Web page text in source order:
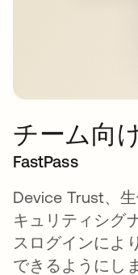
チーム向
FastPass
Device Trust、
キュリティシグ
スログインによ
できるようにし